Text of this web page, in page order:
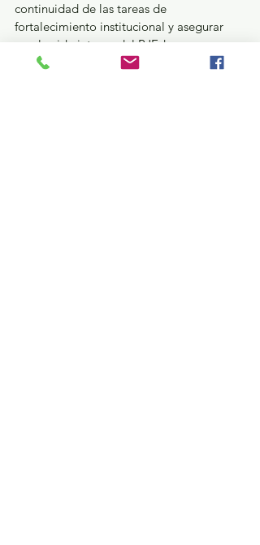
continuidad de las tareas de
fortalecimiento institucional y asegurar
que la vida interna del PJEdomex
mantenga un rumbo ordenado,